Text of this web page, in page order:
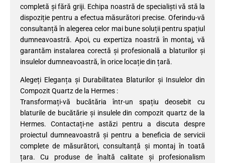
completă și fără griji. Echipa noastră de specialiști vă stă la
dispoziție pentru a efectua măsurători precise. Oferindu-vă
consultanță în alegerea celor mai bune soluții pentru spațiul
dumneavoastră. Apoi, cu expertiza noastră în montaj, vă
garantăm instalarea corectă și profesională a blaturilor și
insulelor dumneavoastră, în orice locație din țară.
Alegeți Eleganța și Durabilitatea Blaturilor și Insulelor din
Compozit Quartz de la Hermes :
Transformați-vă bucătăria într-un spațiu deosebit cu
blaturile de bucătărie și insulele din compozit quartz de la
Hermes. Contactați-ne astăzi pentru a discuta despre
proiectul dumneavoastră și pentru a beneficia de servicii
complete de măsurători, consultanță și montaj în toată
țara. Cu produse de înaltă calitate și profesionalism